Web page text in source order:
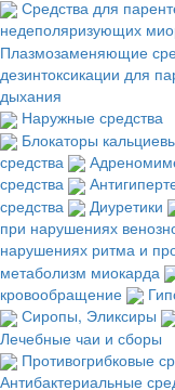
Средства для
недеполяризующих
Плазмозаменяющие
дезинтоксикации для
дыхания
Наружные средства
Блокаторы
средства
средства
средства
Диуретики
при нарушениях
нарушениях ритма и
метаболизм миокарда
кровообращение
Сиропы, Эликсиры
Лечебные чаи и сборы
Противогрибковые
Антибактериальные